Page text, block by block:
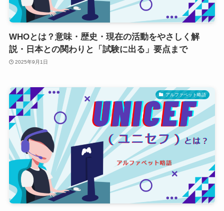
WHOとは？意味・歴史・現在の活動をやさしく解
説・日本との関わりと「試験に出る」要点まで
2025年9月1日
アルファベット略語